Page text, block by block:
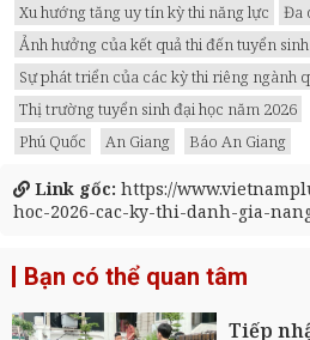
Xu hướng tăng uy tín kỳ thi năng lực
Đa
Ảnh hưởng của kết quả thi đến tuyển sinh
Sự phát triển của các kỳ thi riêng ngành
Thị trường tuyển sinh đại học năm 2026
Phú Quốc
An Giang Báo An Giang
Link gốc: https://
hoc-2026-cac-ky-thi-danh-gia-
Bạn có thể quan tâm
Tiếp